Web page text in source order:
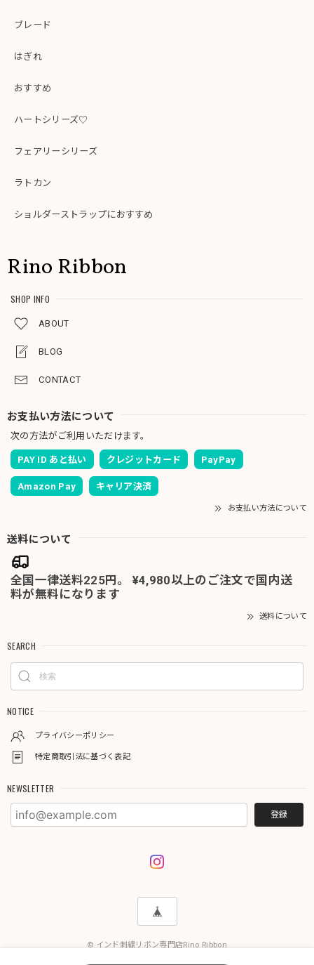
ブレード
はぎれ
おすすめ
ハートシリーズ♡
フェアリーシリーズ
ラトカン
ショルダーストラップにおすすめ
Rino Ribbon
SHOP INFO
ABOUT
BLOG
CONTACT
お支払い方法について
次の方法がご利用いただけます。
PAY ID あと払い クレジットカード PayPay
Amazon Pay キャリア決済
お支払い方法について
送料について
全国一律送料225円。 ¥4,980以上のご注文で国内送
料が無料になります
送料について
SEARCH
NOTICE
プライバシーポリシー
特定商取引法に基づく表記
NEWSLETTER
登録
© インド刺繍リボン専門店Rino Ribbon